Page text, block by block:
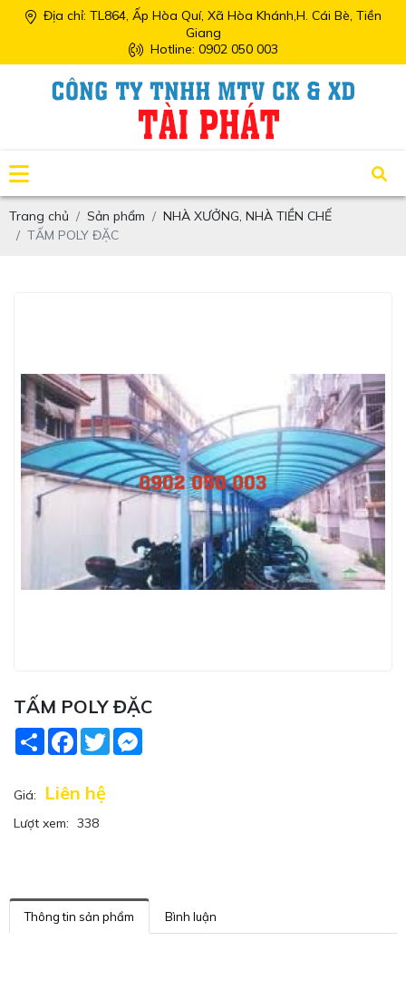
Địa chỉ: TL864, Ấp Hòa Quí, Xã Hòa Khánh,H. Cái Bè, Tiền
Giang
Hotline: 0902 050 003
Trang chủ Sản phẩm
NHÀ XƯỞNG, NHÀ TIỀN CHẾ
TẤM POLY ĐẶC
TẤM POLY ĐẶC
Share Facebook
Twitter
Giá: Liên hệ
Lượt xem: 338
Thông tin sản phẩm Bình luận